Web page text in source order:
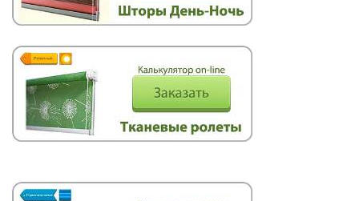
Горизонтальные
Римские